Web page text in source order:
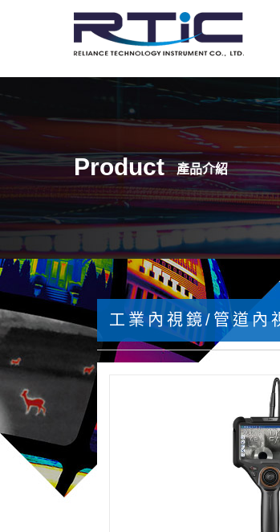
Product 產品介紹
工業內視鏡/管道內